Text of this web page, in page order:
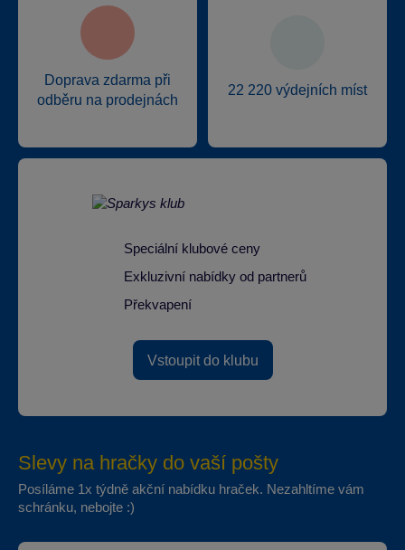
Doprava zdarma při
odběru na prodejnách
22 220 výdejních míst
Speciální klubové ceny
Exkluzivní nabídky od partnerů
Překvapení
Vstoupit do klubu
Slevy na hračky do vaší pošty
Posíláme 1x týdně akční nabídku hraček. Nezahltíme vám
schránku, nebojte :)